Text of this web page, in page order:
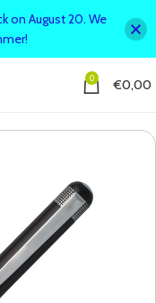
0 €0,00
on August 20. We